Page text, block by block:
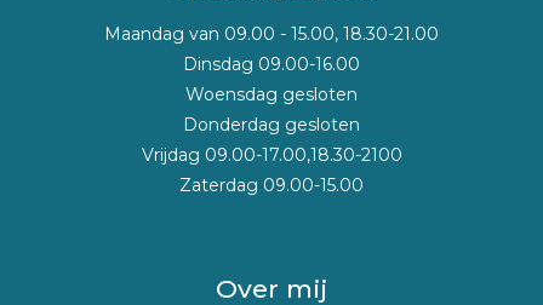
Maandag van 09.00 - 15.00, 18.30-21.00
Dinsdag 09.00-16.00
Woensdag gesloten
Donderdag gesloten
Vrijdag 09.00-17.00,18.30-2100
Zaterdag 09.00-15.00
Over mij